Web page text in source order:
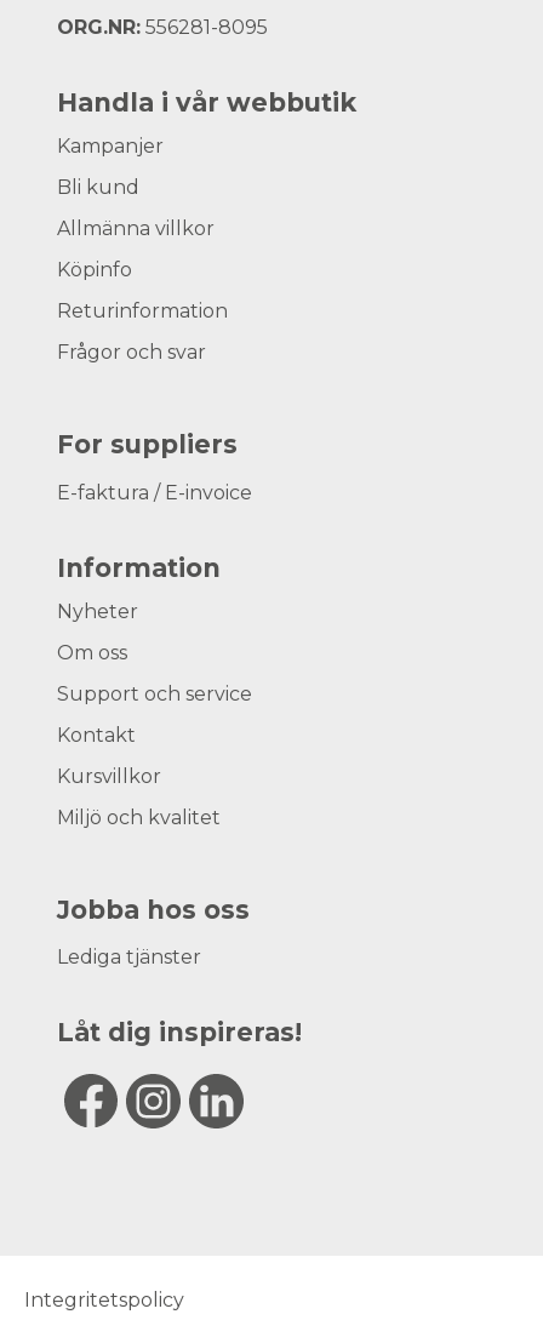
ORG.NR: 556281-8095
Handla i vår webbutik
Kampanjer
Bli kund
Allmänna villkor
Köpinfo
Returinformation
Frågor och svar
For suppliers
E-faktura / E-invoice
Information
Nyheter
Om oss
Support och service
Kontakt
Kursvillkor
Miljö och kvalitet
Jobba hos oss
Lediga tjänster
Låt dig inspireras!
Integritetspolicy